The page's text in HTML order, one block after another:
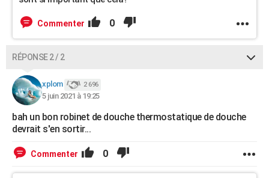
Commenter 0
RÉPONSE 2 / 2
xplom 2 696
5 juin 2021 à 19:25
bah un bon robinet de douche thermostatique de douche
devrait s'en sortir...
Commenter 0